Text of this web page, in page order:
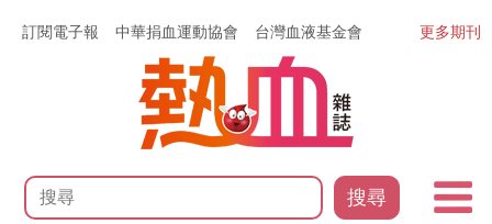
訂閱電子報 中華捐血運動協會 台灣血液基金會
搜尋
更多期刊